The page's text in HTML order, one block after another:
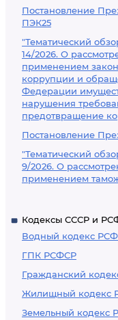
Постановление
ПЭК25
"Тематический
14/2026. О
применением
коррупции и
Федерации
нарушения
предотвращение
Постановление
"Тематический
9/2026. О
применением
Кодексы СССР и
Водный кодекс
ГПК РСФСР
Гражданский
Жилищный кодекс
Земельный кодекс